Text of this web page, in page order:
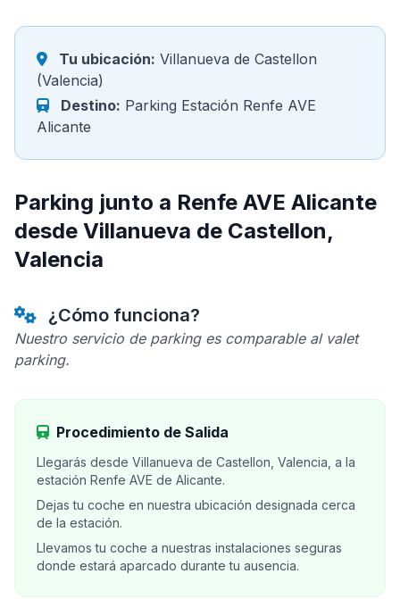
Tu ubicación: Villanueva de Castellon
(Valencia)
Destino: Parking Estación Renfe AVE
Alicante
Parking junto a Renfe AVE Alicante
desde Villanueva de Castellon,
Valencia
¿Cómo funciona?
Nuestro servicio de parking es comparable al valet
parking.
Procedimiento de Salida
Llegarás desde Villanueva de Castellon, Valencia, a la
estación Renfe AVE de Alicante.
Dejas tu coche en nuestra ubicación designada cerca
de la estación.
Llevamos tu coche a nuestras instalaciones seguras
donde estará aparcado durante tu ausencia.